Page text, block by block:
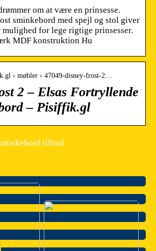
om at være en prinsesse.
sminkebord med spejl og stol giver
mulighed for lege rigtige prinsesser.
MDF konstruktion Hu
› møbler › 47049-disney-frost-2…
2 – Elsas Fortryllende
– Pisiffik.gl
tilbud